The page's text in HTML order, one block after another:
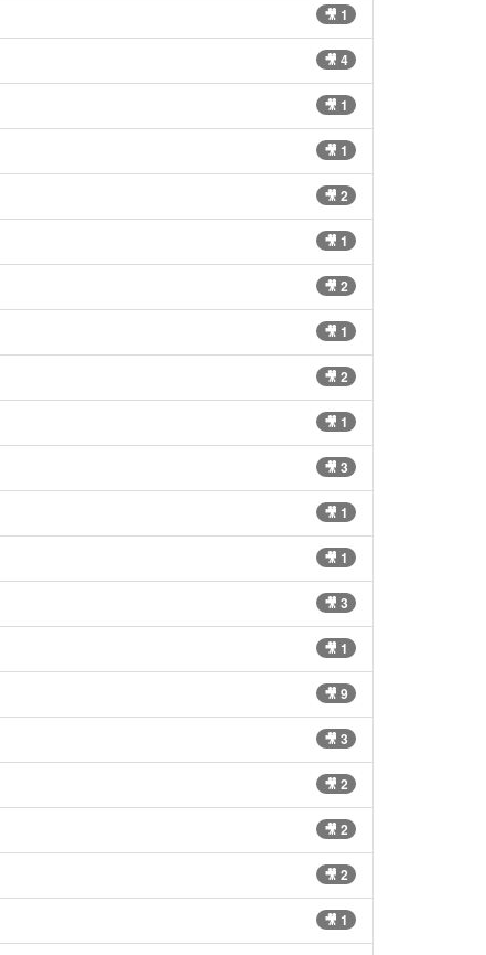
🎥 1
🎥 4
🎥 1
🎥 1
🎥 2
🎥 1
🎥 2
🎥 1
🎥 2
🎥 1
🎥 3
🎥 1
🎥 1
🎥 3
🎥 1
🎥 9
🎥 3
🎥 2
🎥 2
🎥 2
🎥 1